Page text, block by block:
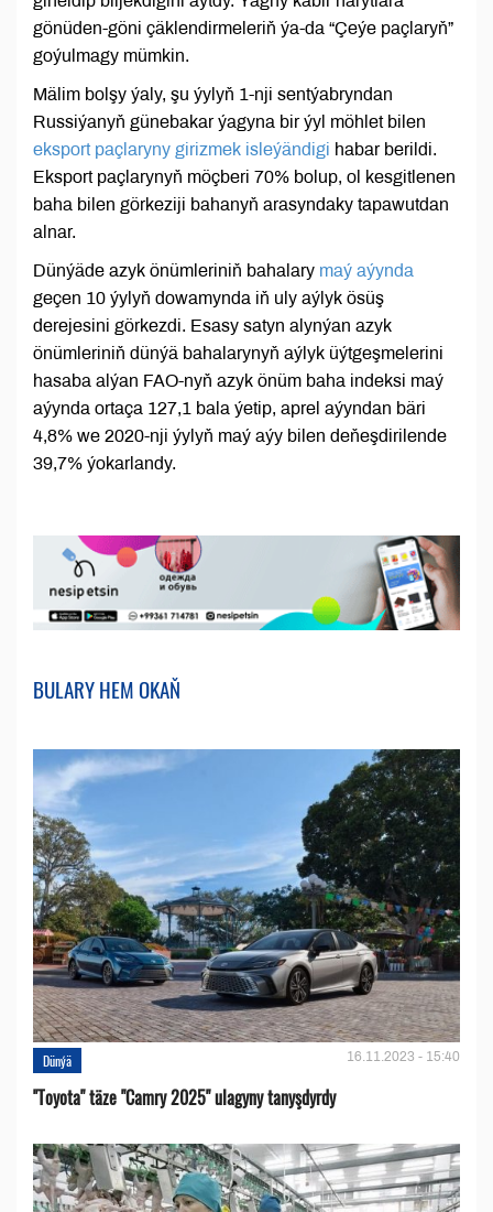
gönüden-göni çäklendirmeleriň ýa-da “Çeýe paçlaryň”
goýulmagy mümkin.
Mälim bolşy ýaly, şu ýylyň 1-nji sentýabryndan
Russiýanyň günebakar ýagyna bir ýyl möhlet bilen
eksport paçlaryny girizmek isleýändigi habar berildi.
Eksport paçlarynyň möçberi 70% bolup, ol kesgitlenen
baha bilen görkeziji bahanyň arasyndaky tapawutdan
alnar.
Dünýäde azyk önümleriniň bahalary maý aýynda
geçen 10 ýylyň dowamynda iň uly aýlyk ösüş
derejesini görkezdi. Esasy satyn alynýan azyk
önümleriniň dünýä bahalarynyň aýlyk üýtgeşmelerini
hasaba alýan FAO-nyň azyk önüm baha indeksi maý
aýynda ortaça 127,1 bala ýetip, aprel aýyndan bäri
4,8% we 2020-nji ýylyň maý aýy bilen deňeşdirilende
39,7% ýokarlandy.
BULARY HEM OKAŇ
Dünýä 16.11.2023 - 15:40
''Toyota" täze "Camry 2025" ulagyny tanyşdyrdy